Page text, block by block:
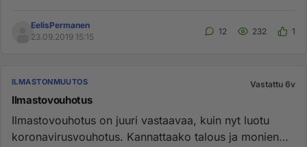
EelisPermanen
23.09.2019 15:15
12 232 1
ILMASTONMUUTOS Vastattu 6v
Ilmastovouhotus
Ilmastovouhotus on juuri vastaavaa, kuin nyt luotu
koronavirusvouhotus. Kannattaako talous ja monien